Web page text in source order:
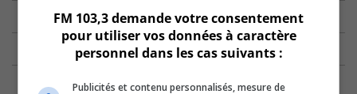
FM 103,3 demande votre consentement
pour utiliser vos données à caractère
personnel dans les cas suivants :
Publicités et contenu personnalisés, mesure de